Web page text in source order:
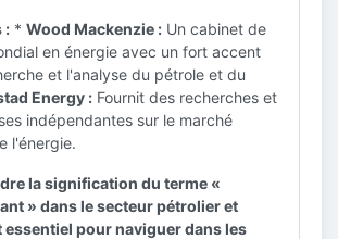
: * Wood Mackenzie : Un cabinet de
en énergie avec un fort accent
et l'analyse du pétrole et du
Energy : Fournit des recherches et
indépendantes sur le marché
l'énergie.
la signification du terme «
» dans le secteur pétrolier et
essentiel pour naviguer dans les